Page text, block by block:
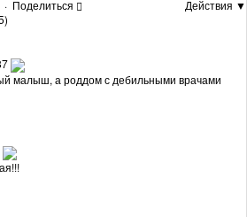
· Поделиться
Действия ▼
малыш, а роддом с дебильными врачами